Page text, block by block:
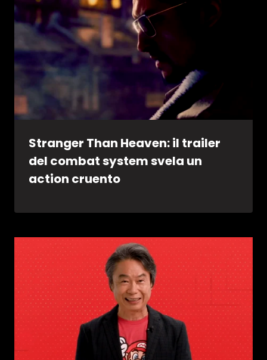
Stranger Than Heaven: il trailer
del combat system svela un
action cruento